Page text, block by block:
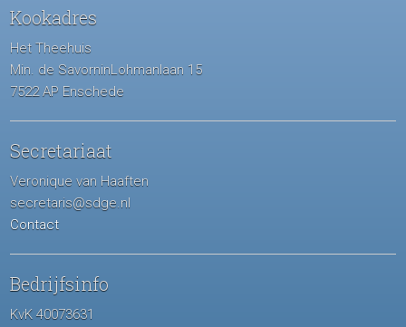
Kookadres
Het Theehuis
Min. de SavorninLohmanlaan 15
7522 AP Enschede
Secretariaat
Veronique van Haaften
secretaris@sdge.nl
Contact
Bedrijfsinfo
KvK 40073631